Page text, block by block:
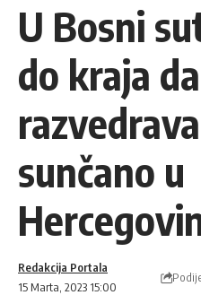
U Bosni
do kraja
sunčano u
15 Marta, 2023 15:00
Redakcija Portala